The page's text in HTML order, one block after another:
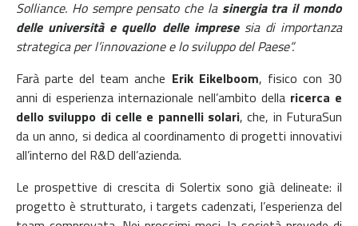
Solliance. Ho sempre pensato che la sinergia tra il mondo
delle università e quello delle impresesia di importanza
strategica per l’innovazione e lo sviluppo del Paese”.
Farà parte del team anche Erik Eikelboom, fisico con 30
anni di esperienza internazionale nell’ambito della ricerca e
dello sviluppo di celle e pannelli solari, che, in FuturaSun
da un anno, si dedica al coordinamento di progetti innovativi
all’interno del R&D dell’azienda.
Le prospettive di crescita di Solertix sono già delineate: il
progetto è strutturato, i targets cadenzati, l’esperienza del